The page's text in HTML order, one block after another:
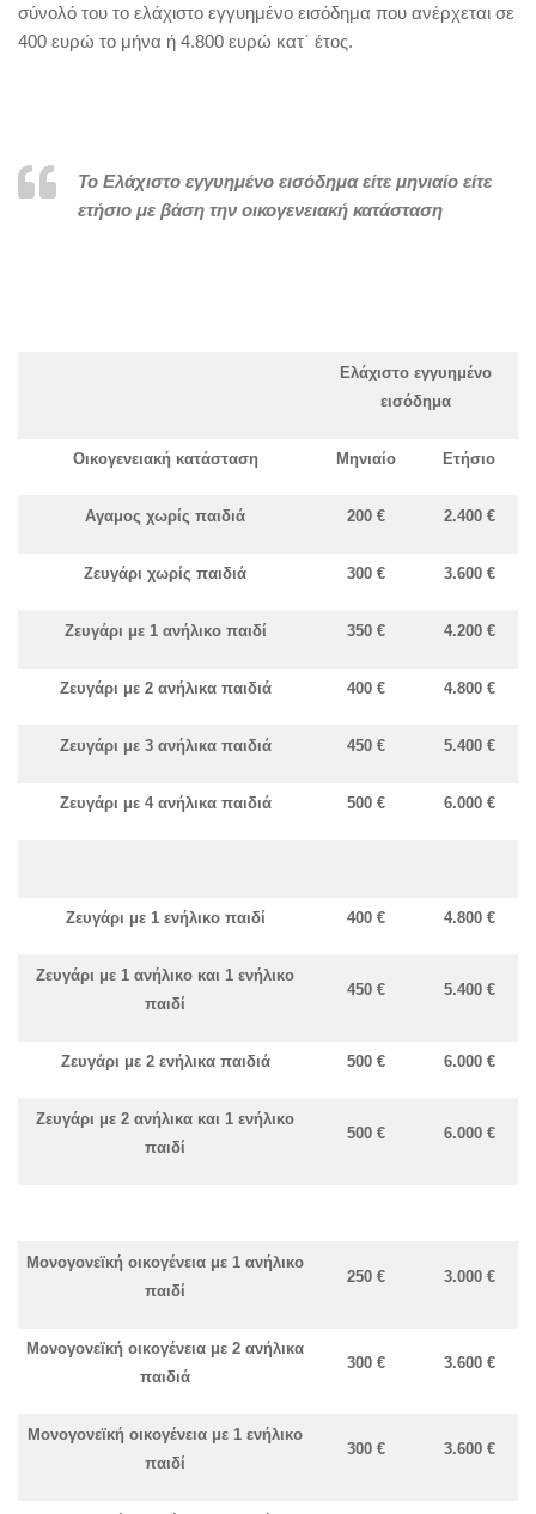
σύνολό του το ελάχιστο εγγυημένο εισόδημα που ανέρχεται σε
400 ευρώ το μήνα ή 4.800 ευρώ κατ΄ έτος.
To Ελάχιστο εγγυημένο εισόδημα είτε μηνιαίο είτε
ετήσιο με βάση την οικογενειακή κατάσταση
Ελάχιστο εγγυημένο
εισόδημα
Οικογενειακή κατάσταση Μηνιαίο Ετήσιο
Αγαμος χωρίς παιδιά 200 € 2.400 €
Ζευγάρι χωρίς παιδιά 300 € 3.600 €
Ζευγάρι με 1 ανήλικο παιδί 350 € 4.200 €
Ζευγάρι με 2 ανήλικα παιδιά 400 € 4.800 €
Ζευγάρι με 3 ανήλικα παιδιά 450 € 5.400 €
Ζευγάρι με 4 ανήλικα παιδιά 500 € 6.000 €
Ζευγάρι με 1 ενήλικο παιδί 400 € 4.800 €
Ζευγάρι με 1 ανήλικο και 1 ενήλικο
παιδί
450 € 5.400 €
Ζευγάρι με 2 ενήλικα παιδιά 500 € 6.000 €
Ζευγάρι με 2 ανήλικα και 1 ενήλικο
παιδί
500 € 6.000 €
Μονογονεϊκή οικογένεια με 1 ανήλικο
παιδί
250 € 3.000 €
Μονογονεϊκή οικογένεια με 2 ανήλικα
παιδιά
300 € 3.600 €
Μονογονεϊκή οικογένεια με 1 ενήλικο
παιδί
300 € 3.600 €